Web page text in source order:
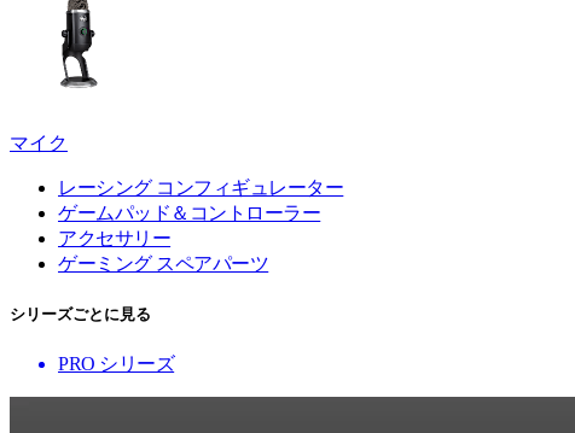
マイク
レーシング コンフィギュレーター
ゲームパッド＆コントローラー
アクセサリー
ゲーミング スペアパーツ
シリーズごとに見る
PRO シリーズ